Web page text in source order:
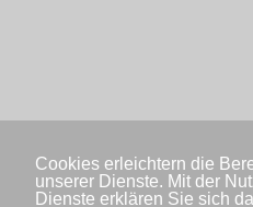
Cookies erleichtern die
unserer Dienste. Mit der
Dienste erklären Sie sich